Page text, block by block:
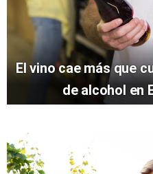
El vino cae más que
de alcohol en